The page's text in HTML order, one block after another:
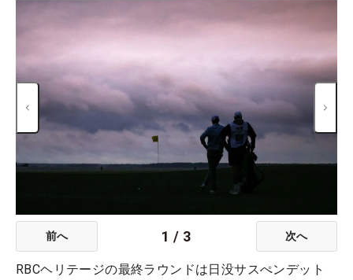
前へ 1 / 3 次へ
RBCヘリテージの最終ラウンドは日没サスぺンデット